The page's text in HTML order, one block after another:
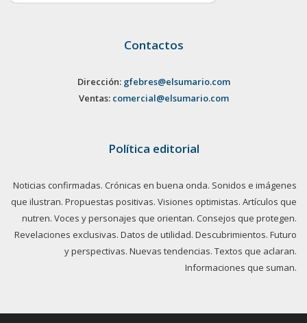
Contactos
Dirección: gfebres@elsumario.com
Ventas: comercial@elsumario.com
Política editorial
Noticias confirmadas. Crónicas en buena onda. Sonidos e imágenes
que ilustran. Propuestas positivas. Visiones optimistas. Artículos que
nutren. Voces y personajes que orientan. Consejos que protegen.
Revelaciones exclusivas. Datos de utilidad. Descubrimientos. Futuro
y perspectivas. Nuevas tendencias. Textos que aclaran.
Informaciones que suman.